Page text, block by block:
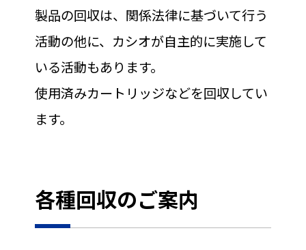
製品の回収は、関係法律に基づいて行う
活動の他に、カシオが自主的に実施して
いる活動もあります。
使用済みカートリッジなどを回収してい
ます。
各種回収のご案内